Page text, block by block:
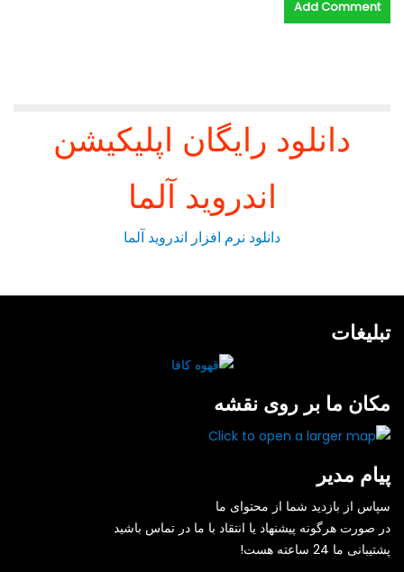
دانلود رایگان اپلیکیشن
اندروید آلما
دانلود نرم افزار اندروید آلما
تبلیغات
مکان ما بر روی نقشه
پیام مدیر
سپاس از بازدید شما از محتوای ما
در صورت هرگونه پیشنهاد یا انتقاد با ما در تماس باشید
پشتیبانی ما 24 ساعته هست!